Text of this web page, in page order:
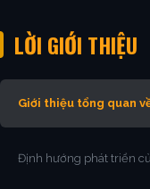
LỜI GIỚI THIỆU
Giới thiệu tổng quan
Định hướng phát triển